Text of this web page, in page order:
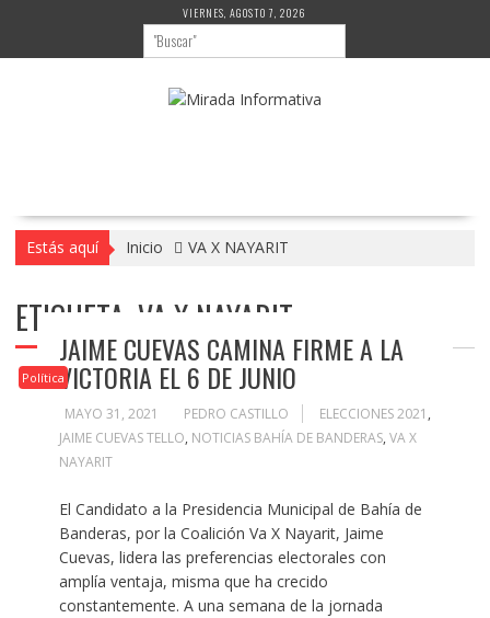
contenido
VIERNES, AGOSTO 7, 2026
Estás aquí Inicio VA X NAYARIT
ETIQUETA: VA X NAYARIT
Política
JAIME CUEVAS CAMINA FIRME A LA
VICTORIA EL 6 DE JUNIO
MAYO 31, 2021 PEDRO CASTILLO ELECCIONES 2021 ,
JAIME CUEVAS TELLO, NOTICIAS BAHÍA DE BANDERAS, VA X
NAYARIT
El Candidato a la Presidencia Municipal de Bahía de
Banderas, por la Coalición Va X Nayarit, Jaime
Cuevas, lidera las preferencias electorales con
amplía ventaja, misma que ha crecido
constantemente. A una semana de la jornada